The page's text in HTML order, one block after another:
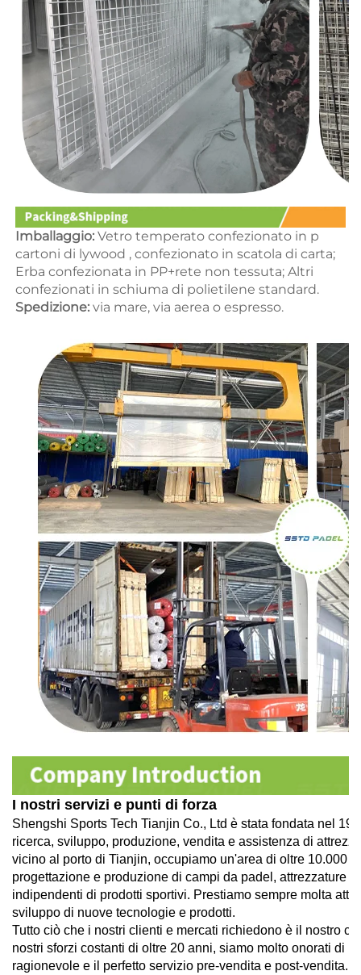
Imballaggio:
cartoni di lywood , confezionato in scatola di carta;
Erba confezionata in PP+rete non tessuta; Altri
confezionati in schiuma di polietilene standard.
Spedizione: via mare, via aerea o espresso.
I nostri servizi e punti di forza
Shengshi Sports Tech Tianjin Co., Ltd è stata fondata nel
ricerca, sviluppo, produzione, vendita e assistenza di
vicino al porto di Tianjin, occupiamo un'area di oltre 10.000
progettazione e produzione di campi da padel, attrezzature
indipendenti di prodotti sportivi. Prestiamo sempre molta
sviluppo di nuove tecnologie e prodotti.
Tutto ciò che i nostri clienti e mercati richiedono è il nostro
nostri sforzi costanti di oltre 20 anni, siamo molto onorati di
ragionevole e il perfetto servizio pre-vendita e post-vendita.